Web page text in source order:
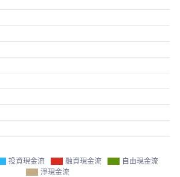
投資現金流 融資現金流
自由現金流
淨現金流